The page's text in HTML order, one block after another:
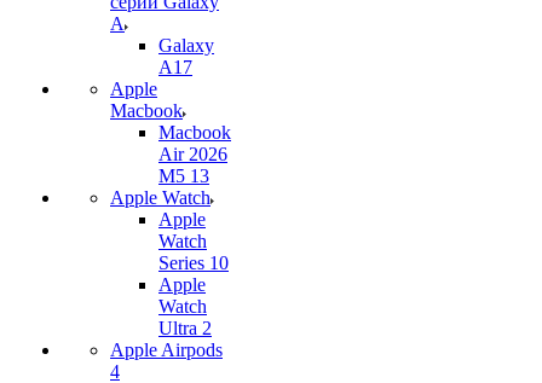
A
Galaxy
A17
Apple
Macbook
Macbook
Air 2026
M5 13
Apple Watch
Apple
Watch
Series 10
Apple
Watch
Ultra 2
Apple Airpods
4